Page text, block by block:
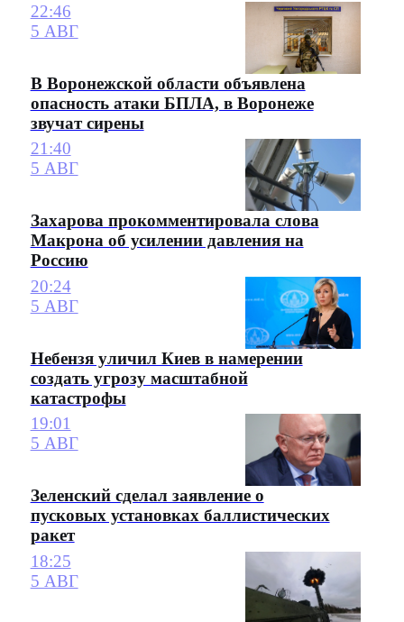
22:46
5 АВГ
В Воронежской области объявлена
опасность атаки БПЛА, в Воронеже
звучат сирены
21:40
5 АВГ
Захарова прокомментировала слова
Макрона об усилении давления на
Россию
20:24
5 АВГ
Небензя уличил Киев в намерении
создать угрозу масштабной
катастрофы
19:01
5 АВГ
Зеленский сделал заявление о
пусковых установках баллистических
ракет
18:25
5 АВГ